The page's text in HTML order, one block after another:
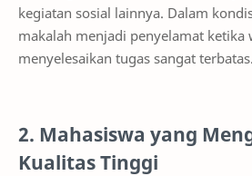
kegiatan sosial lainnya. Dalam
makalah menjadi penyelamat ketika
menyelesaikan tugas sangat terbatas.
2. Mahasiswa yang
Kualitas Tinggi